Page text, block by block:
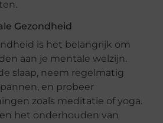
Gezondheid
is het belangrijk om
aan je mentale welzijn.
slaap, neem regelmatig
en probeer
zoals meditatie of yoga.
het onderhouden van